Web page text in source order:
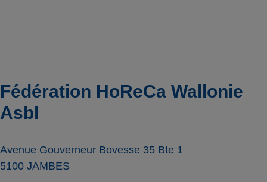
Fédération HoReCa Wallonie
Asbl
Avenue Gouverneur Bovesse 35 Bte 1
5100 JAMBES